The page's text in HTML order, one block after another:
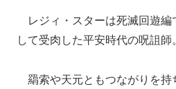
レジィ・スターは死滅回遊
して受肉した平安時代の呪詛師。
羂索や天元ともつながりを持